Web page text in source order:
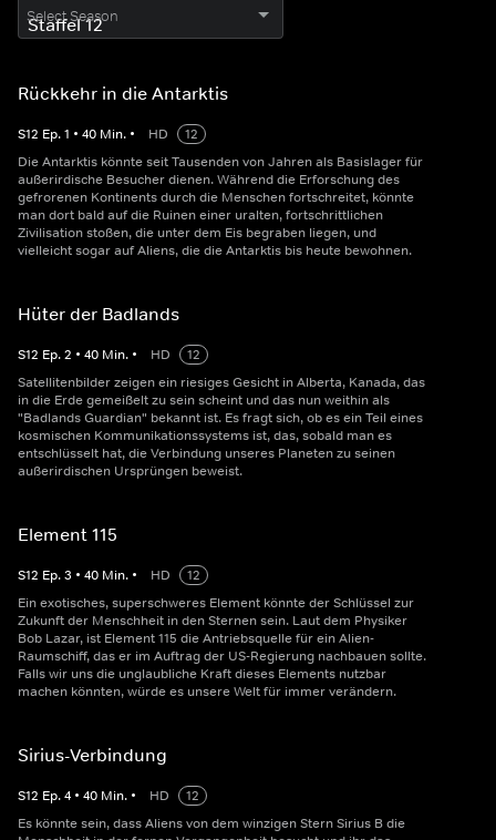
Select Season
Rückkehr in die Antarktis
S12 Ep.1 • 40 Min. • HD
12
Die Antarktis könnte seit Tausenden von Jahren als Basislager für
außerirdische Besucher dienen. Während die Erforschung des
gefrorenen Kontinents durch die Menschen fortschreitet, könnte
man dort bald auf die Ruinen einer uralten, fortschrittlichen
Zivilisation stoßen, die unter dem Eis begraben liegen, und
vielleicht sogar auf Aliens, die die Antarktis bis heute bewohnen.
Hüter der Badlands
S12 Ep.2 • 40 Min. • HD
12
Satellitenbilder zeigen ein riesiges Gesicht in Alberta, Kanada, das
in die Erde gemeißelt zu sein scheint und das nun weithin als
"Badlands Guardian" bekannt ist. Es fragt sich, ob es ein Teil eines
kosmischen Kommunikationssystems ist, das, sobald man es
entschlüsselt hat, die Verbindung unseres Planeten zu seinen
außerirdischen Ursprüngen beweist.
Element 115
S12 Ep.3 • 40 Min. • HD
12
Ein exotisches, superschweres Element könnte der Schlüssel zur
Zukunft der Menschheit in den Sternen sein. Laut dem Physiker
Bob Lazar, ist Element 115 die Antriebsquelle für ein Alien-
Raumschiff, das er im Auftrag der US-Regierung nachbauen sollte.
Falls wir uns die unglaubliche Kraft dieses Elements nutzbar
machen könnten, würde es unsere Welt für immer verändern.
Sirius-Verbindung
S12 Ep.4 • 40 Min. • HD
12
Es könnte sein, dass Aliens von dem winzigen Stern Sirius B die